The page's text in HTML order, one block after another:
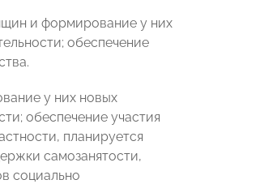
и формирование у них
обеспечение
у них новых
обеспечение участия
планируется
самозанятости,
социально